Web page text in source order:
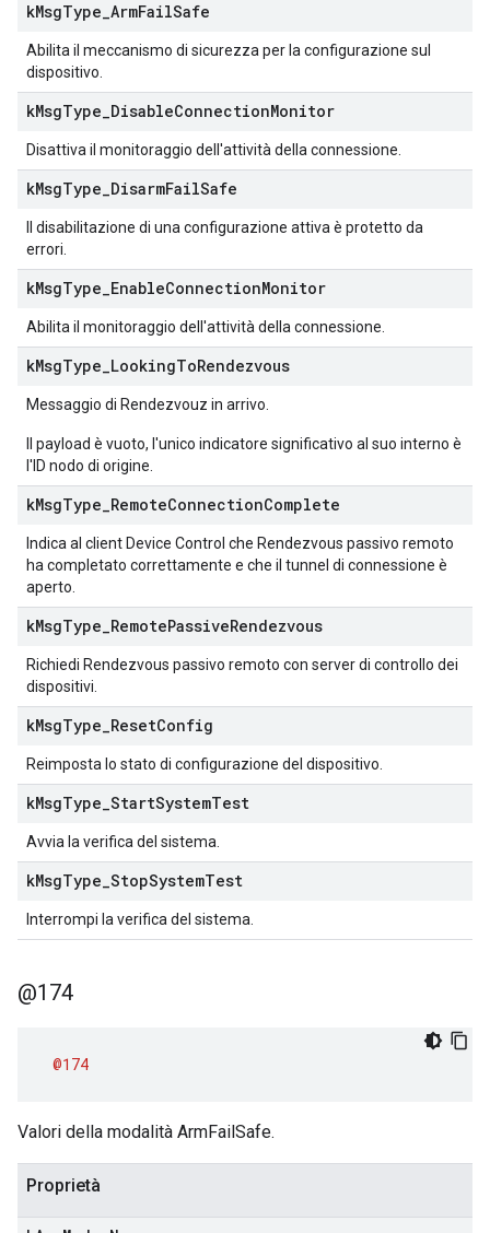
kMsgType ArmFailSafe
Abilita il meccanismo di sicurezza per la configurazione sul
dispositivo.
kMsgType DisableConnectionMonitor
Disattiva il monitoraggio dell'attività della connessione.
kMsgType DisarmFailSafe
Il disabilitazione di una configurazione attiva è protetto da
errori.
kMsgType EnableConnectionMonitor
Abilita il monitoraggio dell'attività della connessione.
kMsgType LookingToRendezvous
Messaggio di Rendezvouz in arrivo.
Il payload è vuoto, l'unico indicatore significativo al suo interno è
l'ID nodo di origine.
kMsgType RemoteConnectionComplete
Indica al client Device Control che Rendezvous passivo remoto
ha completato correttamente e che il tunnel di connessione è
aperto.
kMsgType RemotePassiveRendezvous
Richiedi Rendezvous passivo remoto con server di controllo dei
dispositivi.
kMsgType ResetConfig
Reimposta lo stato di configurazione del dispositivo.
kMsgType StartSystemTest
Avvia la verifica del sistema.
kMsgType StopSystemTest
Interrompi la verifica del sistema.
@174
@174
Valori della modalità ArmFailSafe.
Proprietà